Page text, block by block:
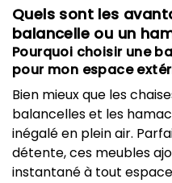
Quels sont les
balancelle ou un
Pourquoi choisir une
pour mon espace
Bien mieux que les
balancelles et les
inégalé en plein air.
détente, ces meubles
instantané à tout